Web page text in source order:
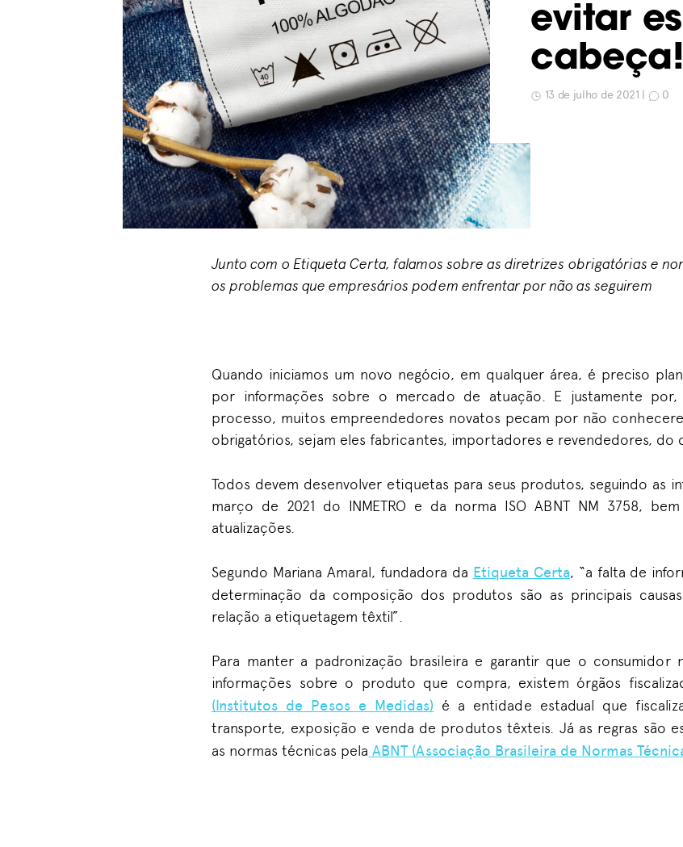
evitar
cabeça!
13 de julho de 2021 | 0
Junto com o Etiqueta Certa, falamos sobre as diretrizes obrigatórias e
os problemas que empresários podem enfrentar por não as seguirem
Quando iniciamos um novo negócio, em qualquer área, é preciso
por informações sobre o mercado de atuação. E justamente por,
processo, muitos empreendedores novatos pecam por não
obrigatórios, sejam eles fabricantes, importadores e revendedores, do
Todos devem desenvolver etiquetas para seus produtos, seguindo as
março de 2021 do INMETRO e da norma ISO ABNT NM 3758,
atualizações.
Segundo Mariana Amaral, fundadora da Etiqueta Certa, “a falta de
determinação da composição dos produtos são as principais
relação a etiquetagem têxtil”.
Para manter a padronização brasileira e garantir que o
informações sobre o produto que compra, existem órgãos
(Institutos de Pesos e Medidas) é a entidade estadual que
transporte, exposição e venda de produtos têxteis. Já as regras são
as normas técnicas pela ABNT (Associação Brasileira de Normas